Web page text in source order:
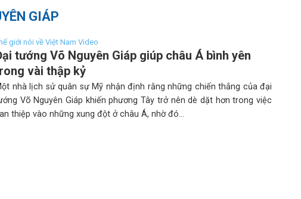
GIÁP
giới nói về Việt Nam Video
tướng Võ Nguyên Giáp giúp châu Á bình yên
vài thập kỷ
nhà lịch sử quân sự Mỹ nhận định rằng những chiến thắng của đại
Võ Nguyên Giáp khiến phương Tây trở nên dè dặt hơn trong việc
thiệp vào những xung đột ở châu Á, nhờ đó...